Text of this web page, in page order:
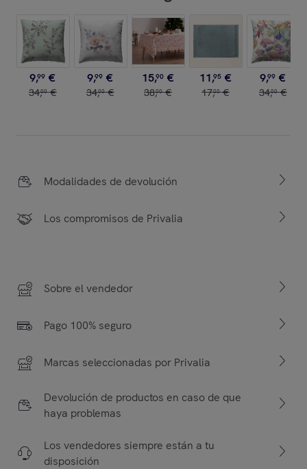
9,99 €
34,00 €
9,99 €
34,00 €
15,90 €
38,00 €
11,95 €
17,00 €
9,99 €
34,00 €
Modalidades de devolución
Los compromisos de Privalia
Sobre el vendedor
Pago 100% seguro
Marcas seleccionadas por Privalia
Devolución de productos en caso de que
haya problemas
Los vendedores siempre están a tu
disposición